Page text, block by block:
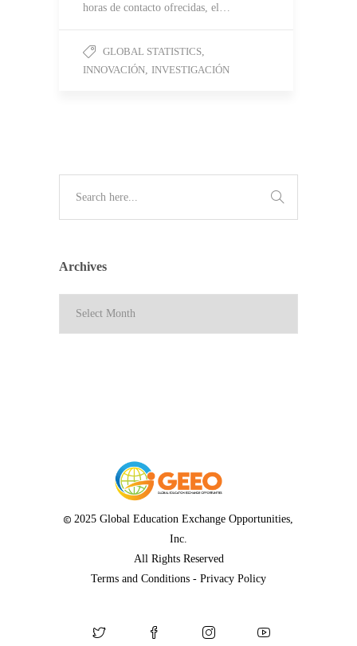
horas de contacto ofrecidas, el…
GLOBAL STATISTICS
INNOVACIÓN INVESTIGACIÓN
Archives
2025 Global Education Exchange Opportunities,
Inc.
All Rights Reserved
Terms and Conditions - Privacy Policy